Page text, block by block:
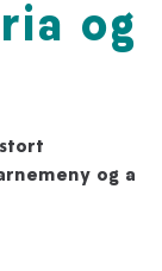
og
og a